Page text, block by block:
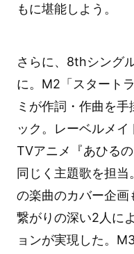
もに堪能しよう。
さらに、8thシング
に。M2「スタート
ミが作詞・作曲を
ック。レーベルメ
TVアニメ『あひる
同じく主題歌を担
の楽曲のカバー企画
繋がりの深い2人に
ョンが実現した。